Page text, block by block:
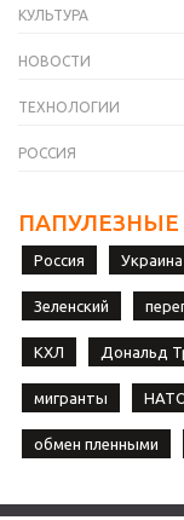
КУЛЬТУРА
НОВОСТИ
ТЕХНОЛОГИИ
РОССИЯ
ПАПУЛЕЗНЫЕ
Россия Украина
Зеленский
КХЛ Дональд
мигранты
обмен пленными